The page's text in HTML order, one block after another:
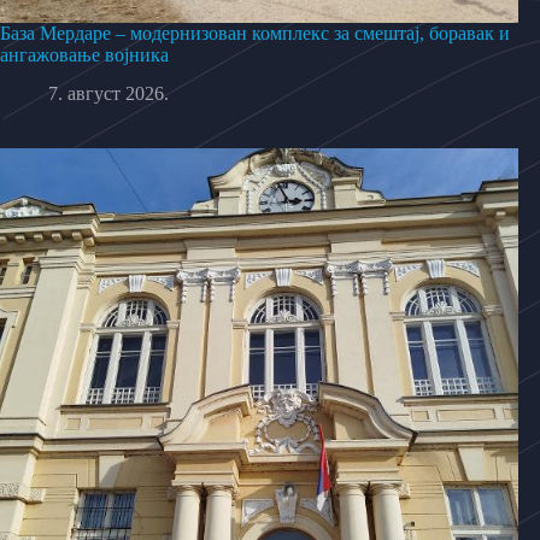
База Мердаре – модернизован комплекс за смештај, боравак и
ангажовање војника
7. август 2026.